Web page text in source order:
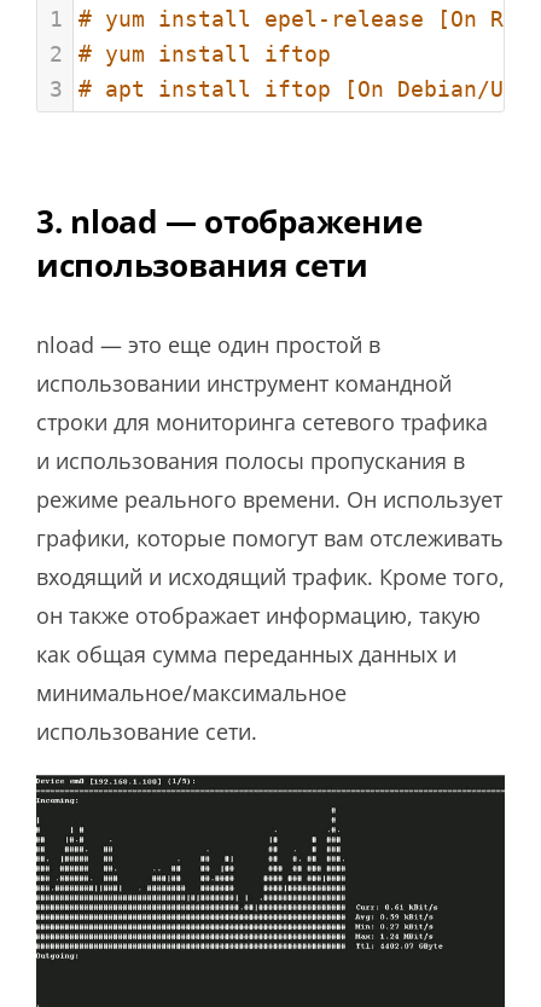
1
# yum install epel-release [On
2
# yum install iftop
3
# apt install iftop [On Debian/
3. nload — отображение
использования сети
nload — это еще один простой в
использовании инструмент командной
строки для мониторинга сетевого трафика
и использования полосы пропускания в
режиме реального времени. Он использует
графики, которые помогут вам отслеживать
входящий и исходящий трафик. Кроме того,
он также отображает информацию, такую ​​
как общая сумма переданных данных и
минимальное/максимальное
использование сети.